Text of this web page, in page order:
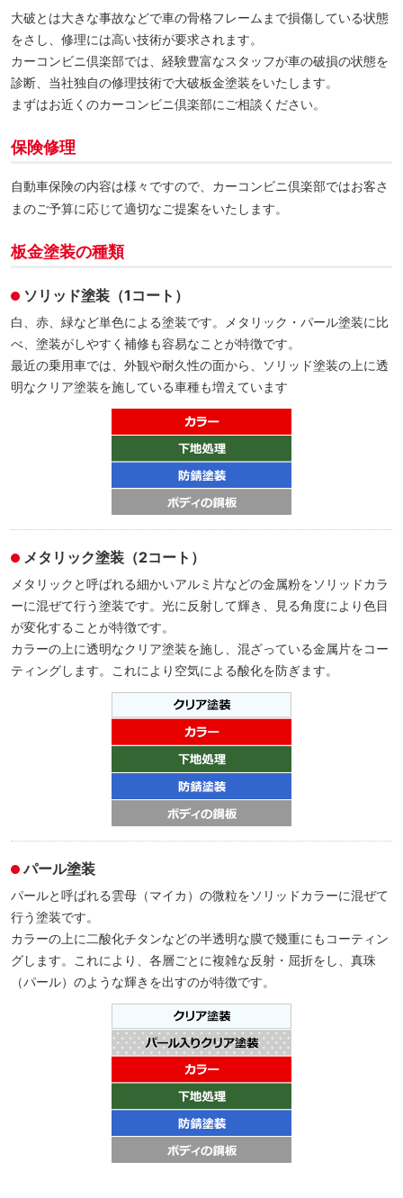
大破とは大きな事故などで車の骨格フレームまで損傷している状態
をさし、修理には高い技術が要求されます。
カーコンビニ倶楽部では、経験豊富なスタッフが車の破損の状態を
診断、当社独自の修理技術で大破板金塗装をいたします。
まずはお近くのカーコンビニ倶楽部にご相談ください。
保険修理
自動車保険の内容は様々ですので、カーコンビニ倶楽部ではお客さ
まのご予算に応じて適切なご提案をいたします。
板金塗装の種類
ソリッド塗装（1コート）
白、赤、緑など単色による塗装です。メタリック・パール塗装に比
べ、塗装がしやすく補修も容易なことが特徴です。
最近の乗用車では、外観や耐久性の面から、ソリッド塗装の上に透
明なクリア塗装を施している車種も増えています
メタリック塗装（2コート）
メタリックと呼ばれる細かいアルミ片などの金属粉をソリッドカラ
ーに混ぜて行う塗装です。光に反射して輝き、見る角度により色目
が変化することが特徴です。
カラーの上に透明なクリア塗装を施し、混ざっている金属片をコー
ティングします。これにより空気による酸化を防ぎます。
パール塗装
パールと呼ばれる雲母（マイカ）の微粒をソリッドカラーに混ぜて
行う塗装です。
カラーの上に二酸化チタンなどの半透明な膜で幾重にもコーティン
グします。これにより、各層ごとに複雑な反射・屈折をし、真珠
（パール）のような輝きを出すのが特徴です。